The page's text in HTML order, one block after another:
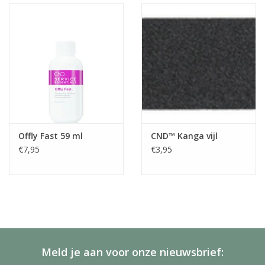
Offly Fast 59 ml
€7,95
CND™ Kanga vijl
€3,95
Meld je aan voor onze nieuwsbrief: